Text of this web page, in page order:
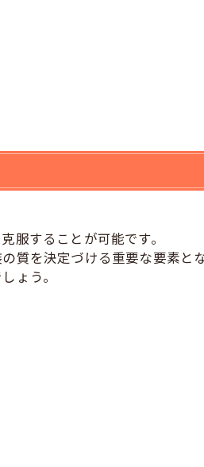
服することが可能です。
を決定づける重要な要素とな
ょう。